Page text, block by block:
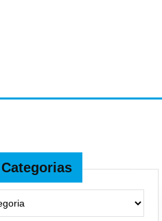
Categorias